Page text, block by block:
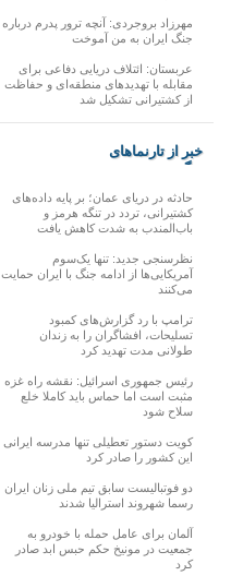
مهرزاد بروجردی: آنچه ترور پدرم درباره
جنگ ایران به من آموخت
عربستان: ائتلاف دریایی دفاعی برای
مقابله با تهدیدهای منطقه‌ای و حفاظت
از کشتیرانی تشکیل شد
خبر از تارنماهای
دیگر
حادثه در دریای عمان؛ بر پایه داده‌های
کشتیرانی، تردد در تنگه هرمز و
باب‌المندب به شدت کاهش یافت
نظرسنجی جدید: تنها یک‌سوم
آمریکایی‌ها از ادامه جنگ با ایران حمایت
می‌کنند
ترامپ با رد گزارش‌های کمبود
تسلیحات، افشاگران را به زندان
طولانی مدت تهدید کرد
رئیس‌ جمهوری اسرائیل: نقشه راه غزه
مثبت است اما حماس باید کاملا خلع
سلاح شود
کویت دستور تعطیلی تنها مدرسه ایرانی
این کشور را صادر کرد
دو فوتبالیست سابق تیم ملی زنان ایران
رسما شهروند استرالیا شدند
آلمان برای عامل حمله با خودرو به
جمعیت در مونیخ حکم حبس ابد صادر
کرد